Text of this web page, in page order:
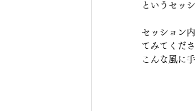
というセッ
セッション
てみてくだ
こんな風に